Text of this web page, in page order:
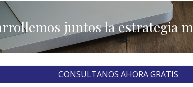
juntos la estrategia
CONSULTANOS AHORA GRATIS